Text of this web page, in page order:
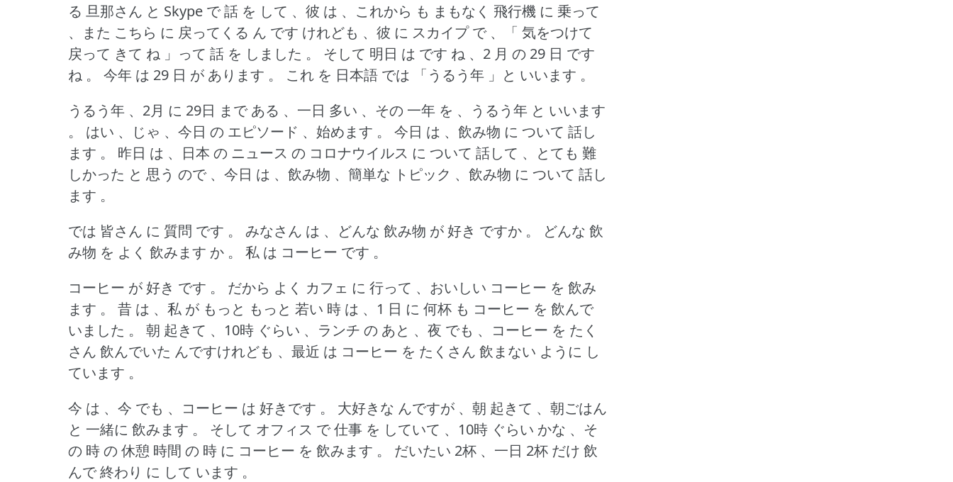
る 旦那さん と Skype で 話 を して 、彼 は 、これから も まもなく 飛行機 に 乗って
、また こちら に 戻ってくる ん です けれども 、彼 に スカイプ で 、「 気をつけて
戻って きて ね 」って 話 を しました 。
そして 明日 は です ね 、2 月 の 29 日 です
ね 。
今年 は 29 日 が あります 。
これ を 日本語 では 「うるう年 」と いいます 。
うるう年 、2月 に 29日 まで ある 、一日 多い 、その 一年 を 、うるう年 と いいます
。
はい 、じゃ 、今日 の エピソード 、始めます 。
今日 は 、飲み物 に ついて 話し
ます 。
昨日 は 、日本 の ニュース の コロナウイルス に ついて 話して 、とても 難
しかった と 思う ので 、今日 は 、飲み物 、簡単な トピック 、飲み物 に ついて 話し
ます 。
では 皆さん に 質問 です 。
みなさん は 、どんな 飲み物 が 好き ですか 。
どんな 飲
み物 を よく 飲みます か 。
私 は コーヒー です 。
コーヒー が 好き です 。
だから よく カフェ に 行って 、おいしい コーヒー を 飲み
ます 。
昔 は 、私 が もっと もっと 若い 時 は 、1 日 に 何杯 も コーヒー を 飲んで
いました 。
朝 起きて 、10時 ぐらい 、ランチ の あと 、夜 でも 、コーヒー を たく
さん 飲んでいた んですけれども 、最近 は コーヒー を たくさん 飲まない ように し
ています 。
今 は 、今 でも 、コーヒー は 好きです 。
大好きな んですが 、朝 起きて 、朝ごはん
と 一緒に 飲みます 。
そして オフィス で 仕事 を していて 、10時 ぐらい かな 、そ
の 時 の 休憩 時間 の 時 に コーヒー を 飲みます 。
だいたい 2杯 、一日 2杯 だけ 飲
んで 終わり に して います 。